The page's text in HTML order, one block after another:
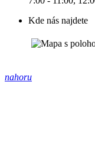
Kde nás najdete
nahoru